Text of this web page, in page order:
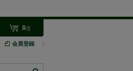
0点
会員登録